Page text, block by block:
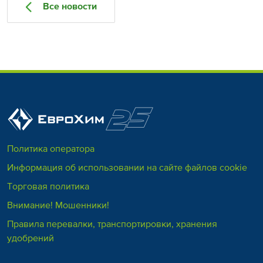
Все новости
Политика оператора
Информация об использовании на сайте файлов cookie
Торговая политика
Внимание! Мошенники!
Правила перевалки, транспортировки, хранения
удобрений